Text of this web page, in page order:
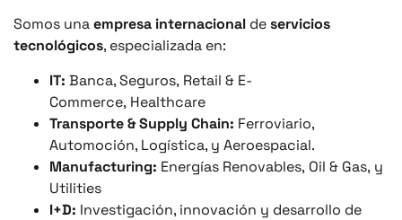
Somos unaempresa internacional deservicios
tecnológicos, especializada en:
IT: Banca, Seguros, Retail & E-
Commerce, Healthcare
Transporte & Supply Chain: Ferroviario,
Automoción, Logística, y Aeroespacial.
Manufacturing: Energías Renovables, Oil & Gas, y
Utilities
I+D: Investigación, innovación y desarrollo de